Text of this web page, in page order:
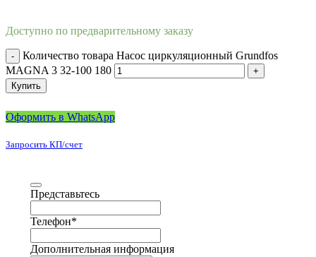
Доступно по предварительному заказу
Количество товара Насос циркуляционный Grundfos
MAGNA 3 32-100 180
Купить
Оформить в WhatsApp
Запросить КП/счет
Представьтесь
Телефон*
Дополнительная информация